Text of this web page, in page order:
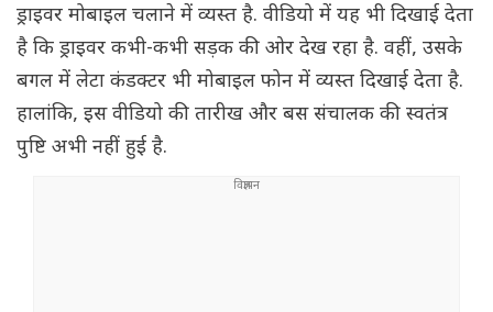
ड्राइवर मोबाइल चलाने में व्यस्त है. वीडियो में यह भी दिखाई देता
है कि ड्राइवर कभी-कभी सड़क की ओर देख रहा है. वहीं, उसके
बगल में लेटा कंडक्टर भी मोबाइल फोन में व्यस्त दिखाई देता है.
हालांकि, इस वीडियो की तारीख और बस संचालक की स्वतंत्र
पुष्टि अभी नहीं हुई है.